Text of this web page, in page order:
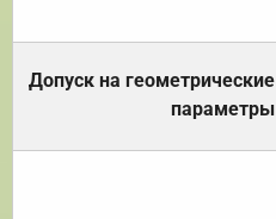
Допуск на геометрические
параметры